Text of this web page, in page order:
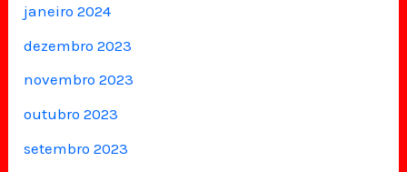
janeiro 2024
dezembro 2023
novembro 2023
outubro 2023
setembro 2023